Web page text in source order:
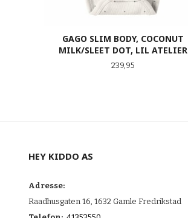
GAGO SLIM BODY, COCONUT
MILK/SLEET DOT, LIL ATELIER
Pris
239,95
HEY KIDDO AS
Adresse:
Raadhusgaten 16, 1632 Gamle Fredrikstad